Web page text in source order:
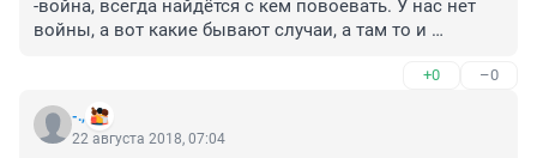
-война, всегда найдётся с кем повоевать. У нас нет
войны, а вот какие бывают случаи, а там то и
+0 –0
-.,
22 августа 2018, 07:04